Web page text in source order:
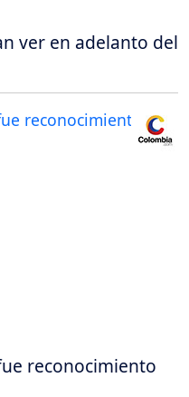
ver en adelanto del
reconocimiento